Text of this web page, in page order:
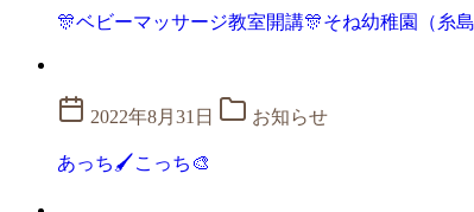
🎊ベビーマッサージ教室開講🎊そね幼稚園（糸島
2022年8月31日 お知らせ
あっち🖌こっち🎨